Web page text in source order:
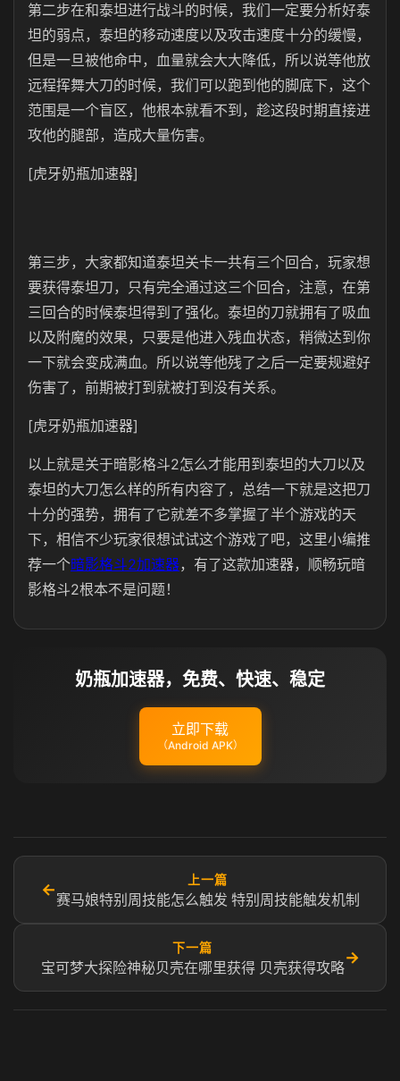
第二步在和泰坦进行战斗的时候，我们一定要分析好泰
坦的弱点，泰坦的移动速度以及攻击速度十分的缓慢，
但是一旦被他命中，血量就会大大降低，所以说等他放
远程挥舞大刀的时候，我们可以跑到他的脚底下，这个
范围是一个盲区，他根本就看不到，趁这段时期直接进
攻他的腿部，造成大量伤害。
[虎牙奶瓶加速器]
第三步，大家都知道泰坦关卡一共有三个回合，玩家想
要获得泰坦刀，只有完全通过这三个回合，注意，在第
三回合的时候泰坦得到了强化。泰坦的刀就拥有了吸血
以及附魔的效果，只要是他进入残血状态，稍微达到你
一下就会变成满血。所以说等他残了之后一定要规避好
伤害了，前期被打到就被打到没有关系。
[虎牙奶瓶加速器]
以上就是关于暗影格斗2怎么才能用到泰坦的大刀以及
泰坦的大刀怎么样的所有内容了，总结一下就是这把刀
十分的强势，拥有了它就差不多掌握了半个游戏的天
下，相信不少玩家很想试试这个游戏了吧，这里小编推
荐一个暗影格斗2加速器，有了这款加速器，顺畅玩暗
影格斗2根本不是问题！
奶瓶加速器，免费、快速、稳定
立即下载
（Android APK）
←
上一篇
赛马娘特别周技能怎么触发 特别周技能触发机制
下一篇
宝可梦大探险神秘贝壳在哪里获得 贝壳获得攻略
→